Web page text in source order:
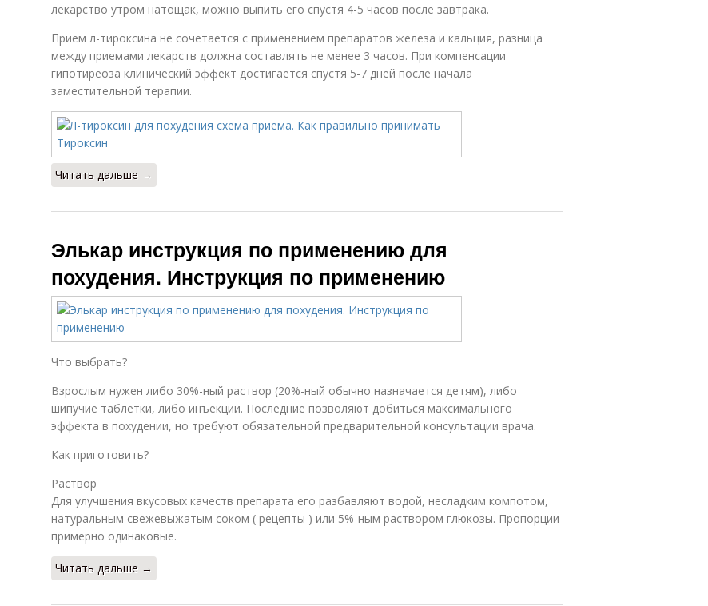
лекарство утром натощак, можно выпить его спустя 4-5 часов после завтрака.
Прием л-тироксина не сочетается с применением препаратов железа и кальция, разница
между приемами лекарств должна составлять не менее 3 часов. При компенсации
гипотиреоза клинический эффект достигается спустя 5-7 дней после начала
заместительной терапии.
Читать дальше →
Элькар инструкция по применению для
похудения. Инструкция по применению
Что выбрать?
Взрослым нужен либо 30%-ный раствор (20%-ный обычно назначается детям), либо
шипучие таблетки, либо инъекции. Последние позволяют добиться максимального
эффекта в похудении, но требуют обязательной предварительной консультации врача.
Как приготовить?
Раствор
Для улучшения вкусовых качеств препарата его разбавляют водой, несладким компотом,
натуральным свежевыжатым соком ( рецепты ) или 5%-ным раствором глюкозы. Пропорции
примерно одинаковые.
Читать дальше →